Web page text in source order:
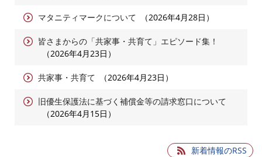
マタニティマークについて 2026年4月28日
皆さまからの「共家事・共育て」エピソード集！
2026年4月23日
共家事・共育て 2026年4月23日
旧優生保護法に基づく補償金等の請求窓口について
2026年4月15日
新着情報のRSS